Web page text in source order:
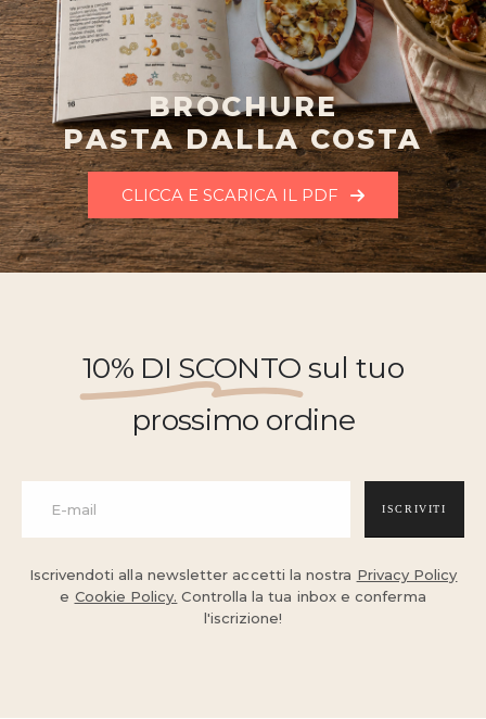
BROCHURE
PASTA DALLA COSTA
CLICCA E SCARICA IL PDF
10% DI SCONTO sul tuo
prossimo ordine
ISCRIVITI
Iscrivendoti alla newsletter accetti la nostra Privacy Policy
e Cookie Policy. Controlla la tua inbox e conferma
l'iscrizione!